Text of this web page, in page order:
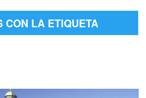
CON LA ETIQUETA